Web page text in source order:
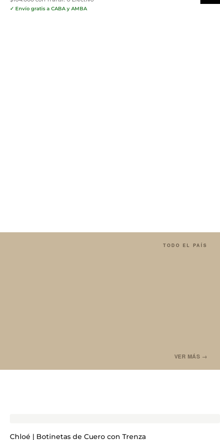
✓ Envío gratis a CABA y AMBA
TODO EL PAÍS
VER MÁS →
Chloé | Botinetas de Cuero con Trenza